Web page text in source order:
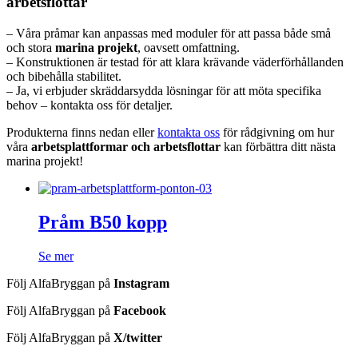
– Våra pråmar kan anpassas med moduler för att passa både små
och stora marina projekt, oavsett omfattning.
– Konstruktionen är testad för att klara krävande väderförhållanden
och bibehålla stabilitet.
– Ja, vi erbjuder skräddarsydda lösningar för att möta specifika
behov – kontakta oss för detaljer.
Produkterna finns nedan ellerkontakta oss för rådgivning om hur
våra arbetsplattformar och arbetsflottar kan förbättra ditt nästa
marina projekt!
Pråm B50 kopp
Se mer
Följ AlfaBryggan på Instagram
Följ AlfaBryggan på Facebook
Följ AlfaBryggan på X/twitter